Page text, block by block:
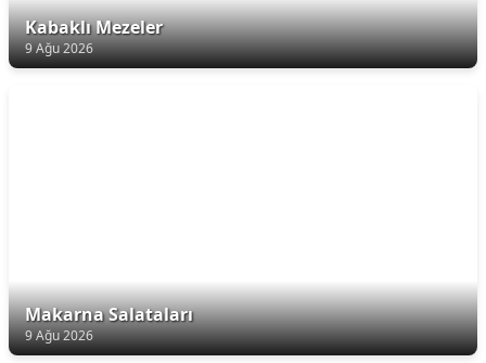
Kabaklı Mezeler
9 Ağu 2026
Makarna Salataları
9 Ağu 2026